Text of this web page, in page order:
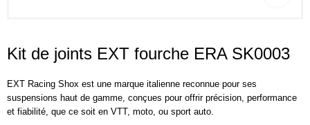
Kit de joints EXT fourche ERA SK0003
EXT Racing Shox est une marque italienne reconnue pour ses
suspensions haut de gamme, conçues pour offrir précision, performance
et fiabilité, que ce soit en VTT, moto, ou sport auto.